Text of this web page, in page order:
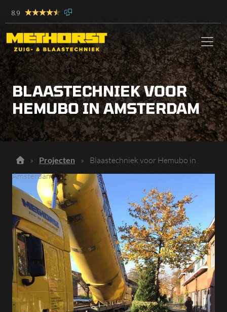
8.9
BLAASTECHNIEK VOOR
HEMUBO IN AMSTERDAM
» Projecten »
Blaastechniek voor Hemubo in
Amsterdam